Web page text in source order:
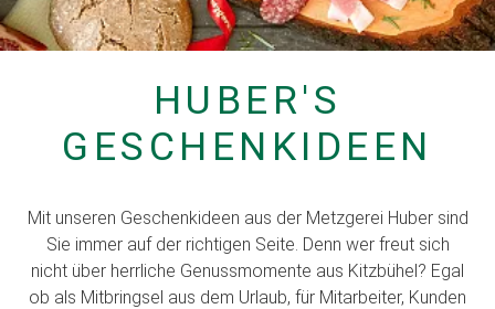
HUBER'S
GESCHENKIDEEN
Mit unseren Geschenkideen aus der Metzgerei Huber sind
Sie immer auf der richtigen Seite. Denn wer freut sich
nicht über herrliche Genussmomente aus Kitzbühel? Egal
ob als Mitbringsel aus dem Urlaub, für Mitarbeiter, Kunden